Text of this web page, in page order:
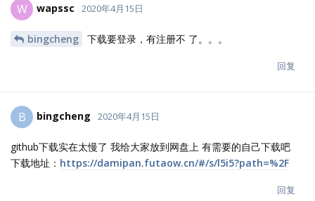
W wapssc 2020年4月15日
bingcheng 下载要登录，有注册不 了。。。
回复
B bingcheng 2020年4月15日
github下载实在太慢了 我给大家放到网盘上 有需要的自己下载吧
下载地址： https://damipan.futaow.cn/#/s/l5i5?path=%2F
回复